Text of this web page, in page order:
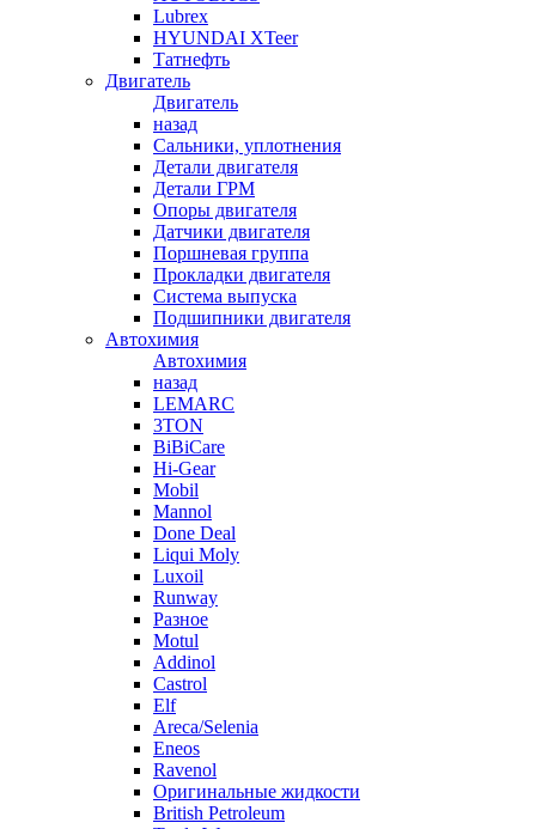
Lubrex
HYUNDAI XTeer
Татнефть
Двигатель
Двигатель
назад
Сальники, уплотнения
Детали двигателя
Детали ГРМ
Опоры двигателя
Датчики двигателя
Поршневая группа
Прокладки двигателя
Система выпуска
Подшипники двигателя
Автохимия
Автохимия
назад
LEMARC
3TON
BiBiCare
Hi-Gear
Mobil
Mannol
Done Deal
Liqui Moly
Luxoil
Runway
Разное
Motul
Addinol
Castrol
Elf
Areca/Selenia
Eneos
Ravenol
Оригинальные жидкости
British Petroleum